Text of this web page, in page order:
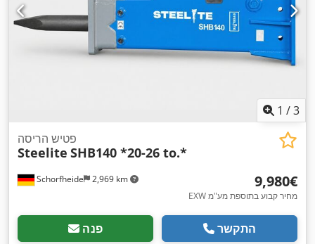
1 /3
Schorfheide 2,969 km
פטיש הריסה
Steelite SHB140 *20-26 to.*
‏9,980 ‏€
EXW מחיר קבוע בתוספת מע"מ
פנה התקשר